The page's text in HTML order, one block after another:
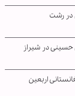
در رشت
حسینی در شیراز
اربعین